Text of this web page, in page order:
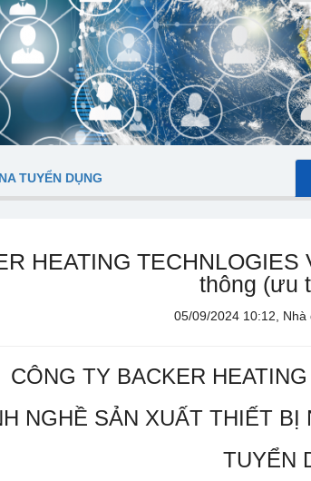
TUYỂN DỤNG
HEATING
thông (ưu
05/09/2024 10:12,
CÔNG TY BACKER
NGHỀ SẢN XUẤT THIẾT
TUYỂN